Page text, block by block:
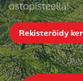
ostopisteellä!
Rekisteröidy